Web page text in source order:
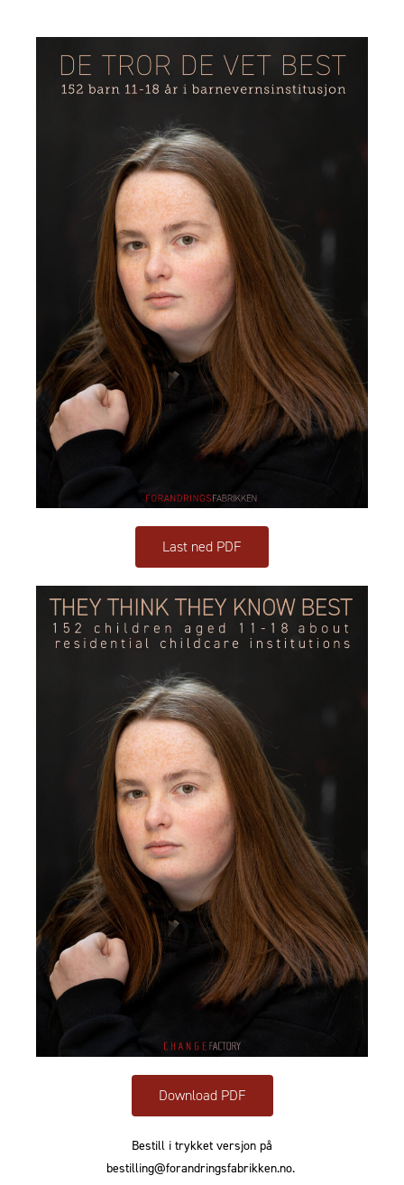
Last ned PDF
Download PDF
Bestill i trykket versjon på
bestilling@forandringsfabrikken.no.